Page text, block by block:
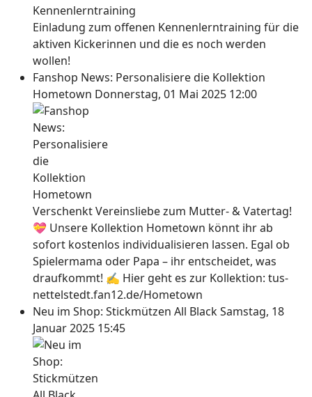
Einladung zum offenen Kennenlerntraining für die
aktiven Kickerinnen und die es noch werden
wollen!
Fanshop News: Personalisiere die Kollektion
Hometown Donnerstag, 01 Mai 2025 12:00
Verschenkt Vereinsliebe zum Mutter- & Vatertag!
💝 Unsere Kollektion Hometown könnt ihr ab
sofort kostenlos individualisieren lassen. Egal ob
Spielermama oder Papa – ihr entscheidet, was
draufkommt! ✍ Hier geht es zur Kollektion: tus-
nettelstedt.fan12.de/Hometown
Neu im Shop: Stickmützen All BlackSamstag, 18
Januar 2025 15:45